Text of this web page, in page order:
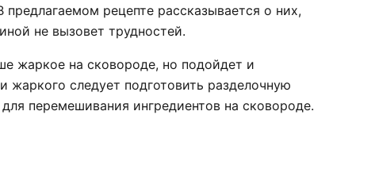
рецепте рассказывается о них,
не вызовет трудностей.
жаркое на сковороде, но подойдет и
следует подготовить разделочную
перемешивания ингредиентов на сковороде.